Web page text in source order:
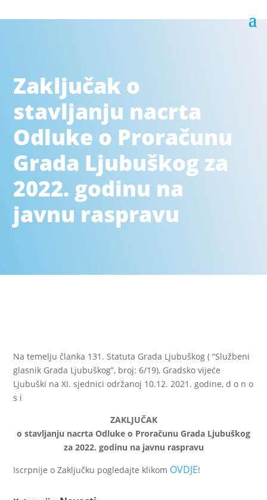
Zaključak o
stavljanju nacrta
Odluke o Proračunu
Grada Ljubuškog za
2022. godinu na
javnu raspravu
Na temelju članka 131. Statuta Grada Ljubuškog ( “Službeni
glasnik Grada Ljubuškog”, broj: 6/19), Gradsko vijeće
Ljubuški na XI. sjednici održanoj 10.12. 2021. godine, d o n o
s i
ZAKLJUČAK
o stavljanju nacrta Odluke o Proračunu Grada Ljubuškog
za 2022. godinu na javnu raspravu
Iscrpnije o Zaključku pogledajte klikom OVDJE!